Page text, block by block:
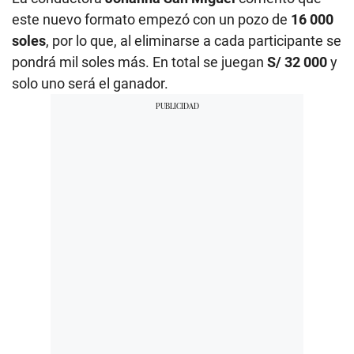
este nuevo formato empezó con un pozo de 16 000
soles, por lo que, al eliminarse a cada participante se
pondrá mil soles más. En total se juegan S/ 32 000y
solo uno será el ganador.